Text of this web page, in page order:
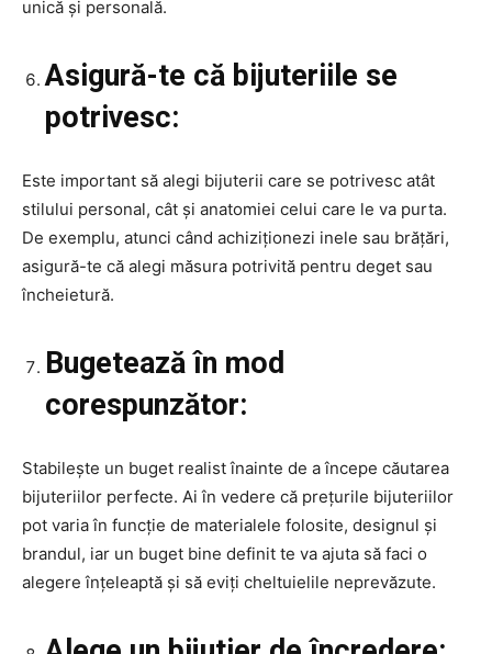
unică și personală.
Asigură-te că bijuteriile se
potrivesc:
Este important să alegi bijuterii care se potrivesc atât
stilului personal, cât și anatomiei celui care le va purta.
De exemplu, atunci când achiziționezi inele sau brățări,
asigură-te că alegi măsura potrivită pentru deget sau
încheietură.
Bugetează în mod
corespunzător:
Stabilește un buget realist înainte de a începe căutarea
bijuteriilor perfecte. Ai în vedere că prețurile bijuteriilor
pot varia în funcție de materialele folosite, designul și
brandul, iar un buget bine definit te va ajuta să faci o
alegere înțeleaptă și să eviți cheltuielile neprevăzute.